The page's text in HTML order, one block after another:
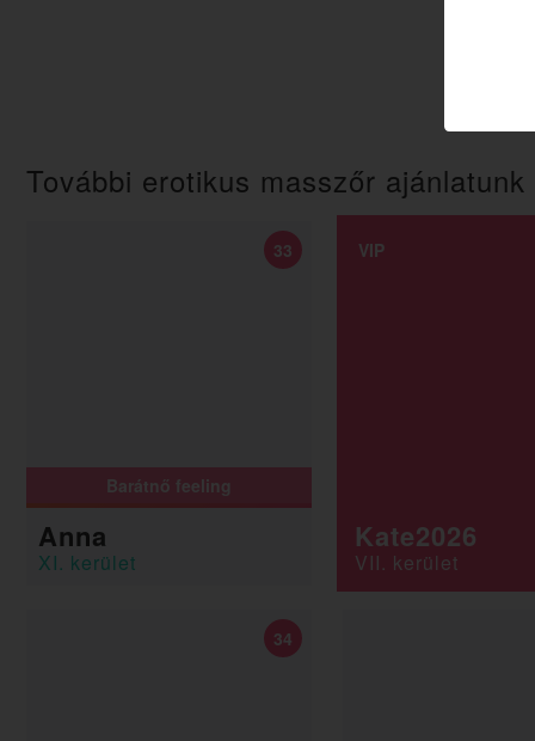
További erotikus masszőr ajánlatunk
Barátnő feeling
Anna
XI. kerület
33
Kate2026
VII. kerület
VIP
34